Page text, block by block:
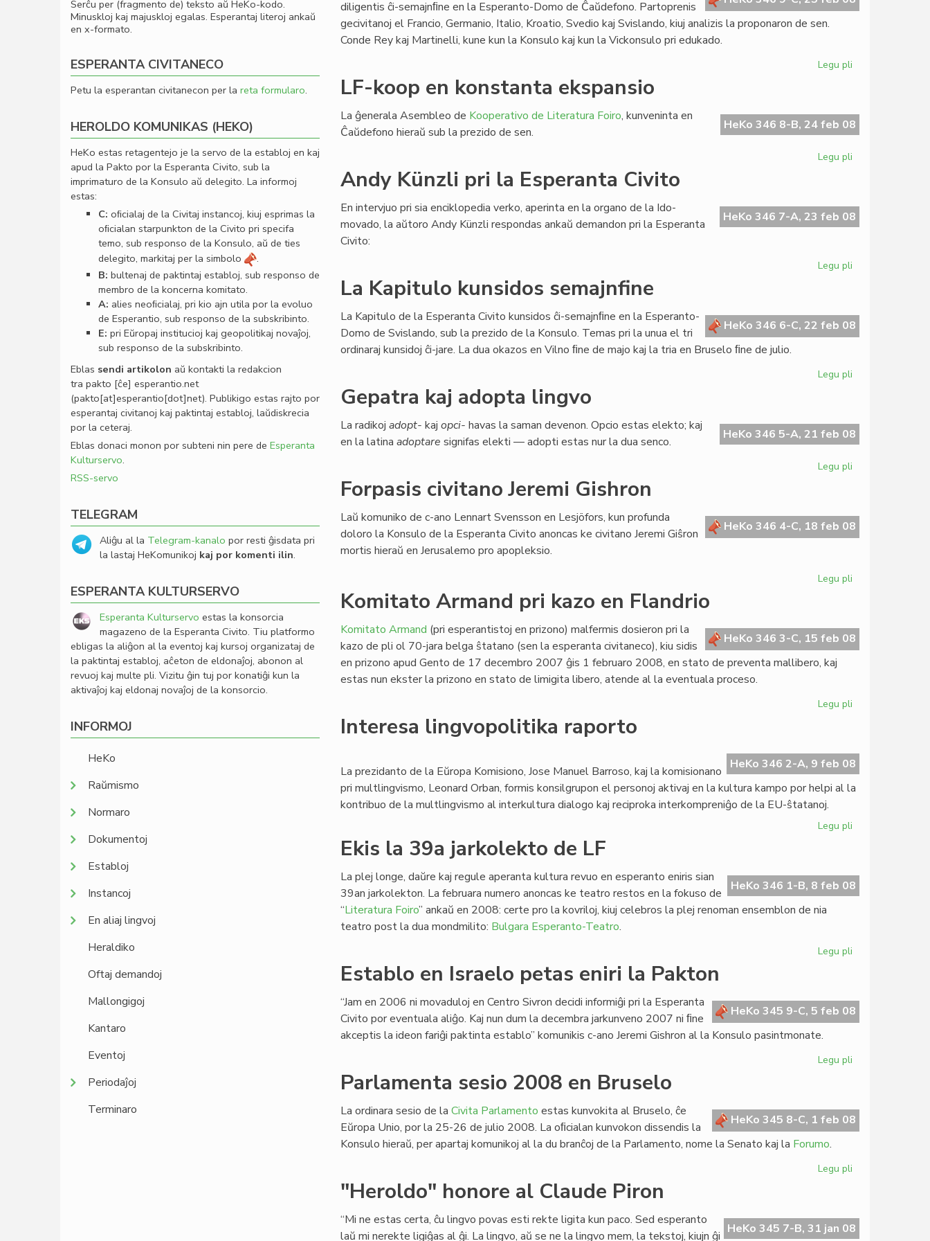
diligentis ĉi-semajnﬁne en la Esperanto-Domo de Ĉaŭdefono. Partoprenis
gecivitanoj el Francio, Germanio, Italio, Kroatio, Svedio kaj Svislando, kiuj analizis la proponaron de sen.
Conde Rey kaj Martinelli, kune kun la Konsulo kaj kun la Vickonsulo pri edukado.
Legu pli
LF-koop en konstanta ekspansio
HeKo 346 8-B, 24 feb 08
La ĝenerala Asembleo de Kooperativo de Literatura Foiro, kunveninta en
Ĉaŭdefono hieraŭ sub la prezido de sen.
Legu pli
konstanta
ekspansio
Andy Künzli pri la Esperanta Civito
HeKo 346 7-A, 23 feb 08
En intervjuo pri sia enciklopedia verko, aperinta en la organo de la Ido-
movado, la aŭtoro Andy Künzli respondas ankaŭ demandon pri la Esperanta
Civito:
Legu pli
la
Esperanta
La Kapitulo kunsidos semajnfine
HeKo 346 6-C, 22 feb 08
La Kapitulo de la Esperanta Civito kunsidos ĉi-semajnﬁne en la Esperanto-
Domo de Svislando, sub la prezido de la Konsulo. Temas pri la unua el tri
ordinaraj kunsidoj ĉi-jare. La dua okazos en Vilno ﬁne de majo kaj la tria en Bruselo ﬁne de julio.
Legu pli
semajnfine
Gepatra kaj adopta lingvo
HeKo 346 5-A, 21 feb 08
La radikoj adopt- kaj opci- havas la saman devenon. Opcio estas elekto; kaj
en la latina adoptare signifas elekti — adopti estas nur la dua senco.
Legu pli
lingvo
Forpasis civitano Jeremi Gishron
HeKo 346 4-C, 18 feb 08
Laŭ komuniko de c-ano Lennart Svensson en Lesjöfors, kun profunda
doloro la Konsulo de la Esperanta Civito anoncas ke civitano Jeremi Giŝron
mortis hieraŭ en Jerusalemo pro apopleksio.
Legu pli
Gishron
Komitato Armand pri kazo en Flandrio
HeKo 346 3-C, 15 feb 08
Komitato Armand (pri esperantistoj en prizono) malfermis dosieron pri la
kazo de pli ol 70-jara belga ŝtatano (sen la esperanta civitaneco), kiu sidis
en prizono apud Gento de 17 decembro 2007 ĝis 1 februaro 2008, en stato de preventa mallibero, kaj
estas nun ekster la prizono en stato de limigita libero, atende al la eventuala proceso.
Legu pli
kazo
en
Flandrio
Interesa lingvopolitika raporto
HeKo 346 2-A, 9 feb 08
La prezidanto de la Eŭropa Komisiono, Jose Manuel Barroso, kaj la komisionano
pri multlingvismo, Leonard Orban, formis konsilgrupon el personoj aktivaj en la kultura kampo por helpi al la
kontribuo de la multlingvismo al interkultura dialogo kaj reciproka interkompreniĝo de la EU-ŝtatanoj.
Legu pli
Ekis la 39a jarkolekto de LF
HeKo 346 1-B, 8 feb 08
La plej longe, daŭre kaj regule aperanta kultura revuo en esperanto eniris sian
39an jarkolekton. La februara numero anoncas ke teatro restos en la fokuso de
“Literatura Foiro” ankaŭ en 2008: certe pro la kovriloj, kiuj celebros la plej renoman ensemblon de nia
teatro post la dua mondmilito: Bulgara Esperanto-Teatro.
Legu pli
jarkolekto
de
Establo en Israelo petas eniri la Pakton
HeKo 345 9-C, 5 feb 08
“Jam en 2006 ni movaduloj en Centro Sivron decidi informiĝi pri la Esperanta
Civito por eventuala aliĝo. Kaj nun dum la decembra jarkunveno 2007 ni ﬁne
akceptis la ideon fariĝi paktinta establo” komunikis c-ano Jeremi Gishron al la Konsulo pasintmonate.
Legu pli
petas
eniri
Parlamenta sesio 2008 en Bruselo
HeKo 345 8-C, 1 feb 08
La ordinara sesio de la Civita Parlamento estas kunvokita al Bruselo, ĉe
Eŭropa Unio, por la 25-26 de julio 2008. La oﬁcialan kunvokon dissendis la
Konsulo hieraŭ, per apartaj komunikoj al la du branĉoj de la Parlamento, nome la Senato kaj la Forumo.
Legu pli
en
"Heroldo" honore al Claude Piron
HeKo 345 7-B, 31 jan 08
“Mi ne estas certa, ĉu lingvo povas esti rekte ligita kun paco. Sed esperanto
laŭ mi nerekte ligiĝas al ĝi. La lingvo, aŭ se ne la lingvo mem, la tekstoj, kiujn ĝi
Serĉu per (fragmento de) teksto aŭ HeKo-kodo.
Minuskloj kaj majuskloj egalas. Esperantaj literoj ankaŭ
en x-formato.
ESPERANTA CIVITANECO
Petu la esperantan civitanecon per la reta formularo.
HEROLDO KOMUNIKAS (HEKO)
HeKo estas retagentejo je la servo de la establoj en kaj
apud la Pakto por la Esperanta Civito, sub la
imprimaturo de la Konsulo aŭ delegito. La informoj
estas:
C: oﬁcialaj de la Civitaj instancoj, kiuj esprimas la
oﬁcialan starpunkton de la Civito pri specifa
temo, sub responso de la Konsulo, aŭ de ties
delegito, markitaj per la simbolo
.
B: bultenaj de paktintaj establoj, sub responso de
membro de la koncerna komitato.
A: alies neoﬁcialaj, pri kio ajn utila por la evoluo
de Esperantio, sub responso de la subskribinto.
E: pri Eŭropaj institucioj kaj geopolitikaj novaĵoj,
sub responso de la subskribinto.
Eblas sendi artikolon aŭ kontakti la redakcion
tra pakto [ĉe] esperantio.net
(pakto[at]esperantio[dot]net). Publikigo estas rajto por
esperantaj civitanoj kaj paktintaj establoj, laŭdiskrecia
por la ceteraj.
Eblas donaci monon por subteni nin pere de Esperanta
Kulturservo.
RSS-servo
TELEGRAM
Aliĝu al la Telegram-kanalo por resti ĝisdata pri
la lastaj HeKomunikoj kaj por komenti ilin.
ESPERANTA KULTURSERVO
Esperanta Kulturservo estas la konsorcia
magazeno de la Esperanta Civito. Tiu platformo
ebligas la aliĝon al la eventoj kaj kursoj organizataj de
la paktintaj establoj, aĉeton de eldonaĵoj, abonon al
revuoj kaj multe pli. Vizitu ĝin tuj por konatiĝi kun la
aktivaĵoj kaj eldonaj novaĵoj de la konsorcio.
INFORMOJ
HeKo
Raŭmismo
Normaro
Dokumentoj
Establoj
Instancoj
En aliaj lingvoj
Heraldiko
Oftaj demandoj
Mallongigoj
Kantaro
Eventoj
Periodaĵoj
Terminaro